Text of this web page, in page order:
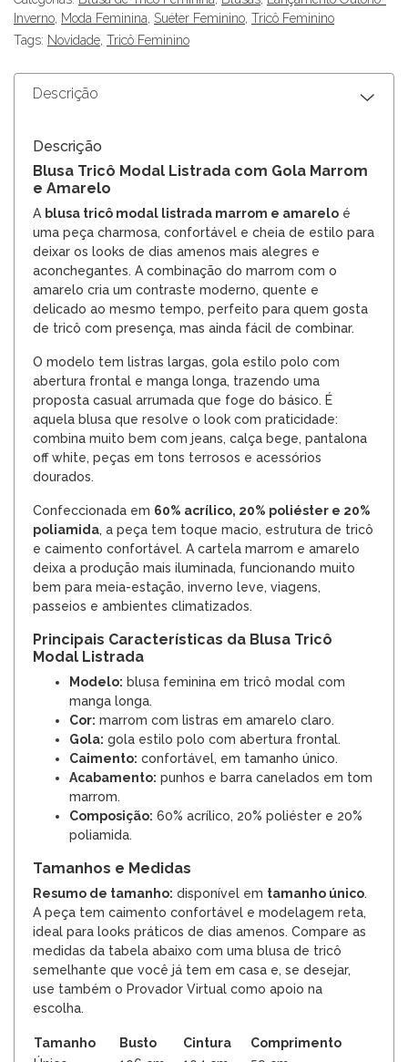
Inverno, Moda Feminina, Suéter Feminino, Tricô Feminino
Tags: Novidade, Tricô Feminino
Descrição
Descrição
Blusa Tricô Modal Listrada com Gola Marrom
e Amarelo
A blusa tricô modal listrada marrom e amarelo é
uma peça charmosa, confortável e cheia de estilo para
deixar os looks de dias amenos mais alegres e
aconchegantes. A combinação do marrom com o
amarelo cria um contraste moderno, quente e
delicado ao mesmo tempo, perfeito para quem gosta
de tricô com presença, mas ainda fácil de combinar.
O modelo tem listras largas, gola estilo polo com
abertura frontal e manga longa, trazendo uma
proposta casual arrumada que foge do básico. É
aquela blusa que resolve o look com praticidade:
combina muito bem com jeans, calça bege, pantalona
off white, peças em tons terrosos e acessórios
dourados.
Confeccionada em 60% acrílico, 20% poliéster e 20%
poliamida, a peça tem toque macio, estrutura de tricô
e caimento confortável. A cartela marrom e amarelo
deixa a produção mais iluminada, funcionando muito
bem para meia-estação, inverno leve, viagens,
passeios e ambientes climatizados.
Principais Características da Blusa Tricô
Modal Listrada
Modelo: blusa feminina em tricô modal com
manga longa.
Cor: marrom com listras em amarelo claro.
Gola: gola estilo polo com abertura frontal.
Caimento: confortável, em tamanho único.
Acabamento: punhos e barra canelados em tom
marrom.
Composição: 60% acrílico, 20% poliéster e 20%
poliamida.
Tamanhos e Medidas
Resumo de tamanho: disponível em tamanho único.
A peça tem caimento confortável e modelagem reta,
ideal para looks práticos de dias amenos. Compare as
medidas da tabela abaixo com uma blusa de tricô
semelhante que você já tem em casa e, se desejar,
use também o Provador Virtual como apoio na
escolha.
Tamanho Busto Cintura
Comprimento